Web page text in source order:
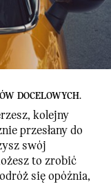
DOCELOWYCH.
kolejny
przesłany do
swój
to zrobić
się opóźnia,